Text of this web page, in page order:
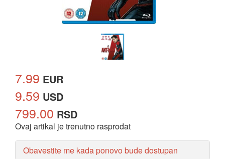
7.99 EUR
9.59 USD
799.00 RSD
Ovaj artikal je trenutno rasprodat
Obavestite me kada ponovo bude dostupan